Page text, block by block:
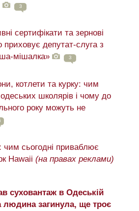
3
сертифікати та зернові
приховує депутат-слуга з
мішалка»
3
котлети та курку: чим
школярів і чому до
року можуть не
чим сьогодні приваблює
Hawaii (на правах реклами)
суховантаж в Одеській
людина загинула, ще троє